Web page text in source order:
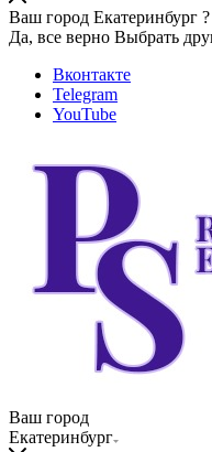
Ваш город Екатеринбург ?
Да, все верно Выбрать
Вконтакте
Telegram
YouTube
Ваш город
Екатеринбург